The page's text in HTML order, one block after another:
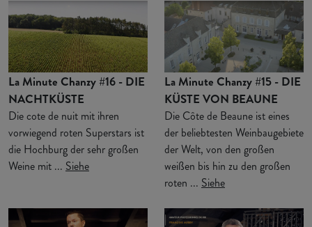
La Minute Chanzy #16 - DIE
NACHTKÜSTE
Die cote de nuit mit ihren
vorwiegend roten Superstars ist
die Hochburg der sehr großen
Weine mit ... Siehe
La Minute Chanzy #15 - DIE
KÜSTE VON BEAUNE
Die Côte de Beaune ist eines
der beliebtesten Weinbaugebiete
der Welt, von den großen
weißen bis hin zu den großen
roten ... Siehe